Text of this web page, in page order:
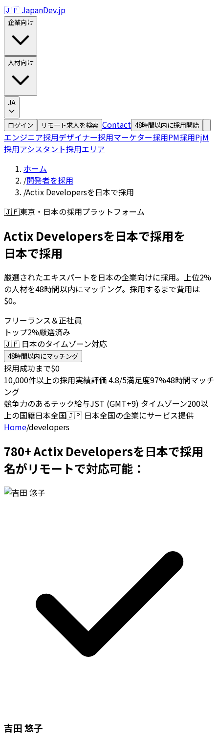
🇯🇵 JapanDev.jp
企業向け
人材向け
JA
ログイン リモート求人を検索 Contact 48時間以内に採用開始
エンジニア採用デザイナー採用マーケター採用PM採用PjM
採用アシスタント採用エリア
ホーム
/開発者を採用
/Actix Developersを日本で採用
🇯🇵東京・日本の採用プラットフォーム
Actix Developersを日本で採用を
日本で採用
厳選されたエキスパートを日本の企業向けに採用。上位2%
の人材を48時間以内にマッチング。採用するまで費用は
$0。
フリーランス＆正社員
トップ2%厳選済み
🇯🇵 日本のタイムゾーン対応
48時間以内にマッチング
採用成功まで$0
10,000件以上の採用実績評価 4.8/5満足度97%48時間マッチ
ング
競争力のあるテック給与JST (GMT+9) タイムゾーン200以
上の国籍日本全国🇯🇵 日本全国の企業にサービス提供
Home/developers
780+ Actix Developersを日本で採用
名がリモートで対応可能：
吉田 悠子